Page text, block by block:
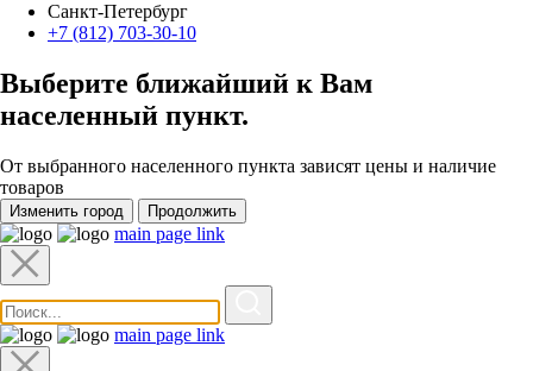
Санкт-Петербург
+7 (812) 703-30-10
Выберите ближайший к Вам
населенный пункт.
От выбранного населенного пункта зависят цены и наличие
товаров
Изменить город Продолжить
main page link
main page link